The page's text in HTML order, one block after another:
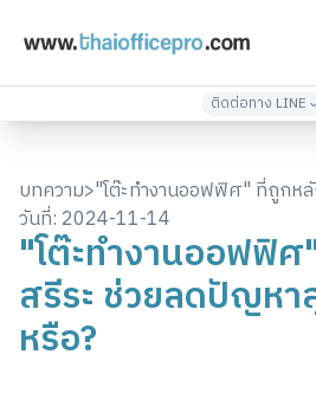
ติดต่อทาง LINE
02-571-4933
เพิ่มเพื่อน
@top3
061-418-2248
บทความ>"โต๊ะทำงานออฟฟิศ" ที่ถูกห
สุขภาพได้จริงหรือ?
วันที่: 2024-11-14
"โต๊ะทำงานออฟฟิ
สรีระ ช่วยลดปัญหา
หรือ?